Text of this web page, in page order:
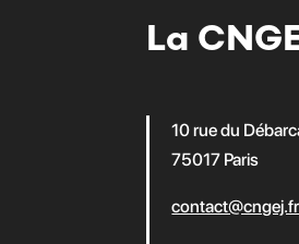
La
10 rue du
75017 Paris
contact@cngej.fr